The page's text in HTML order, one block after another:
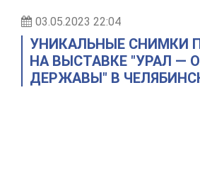
03.05.2023 22:04
УНИКАЛЬНЫЕ СНИМКИ
НА ВЫСТАВКЕ "УРАЛ —
ДЕРЖАВЫ" В